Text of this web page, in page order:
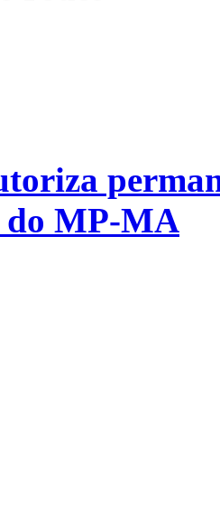
do MP-MA